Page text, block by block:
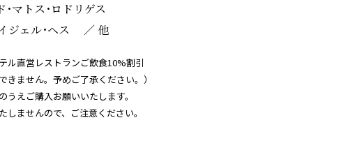
トス･ロドリゲス
ジェル･ヘス ／ 他
直営レストランご飲食10%割引
ません。予めご了承ください。）
えご購入お願いいたします。
ませんので、ご注意ください。